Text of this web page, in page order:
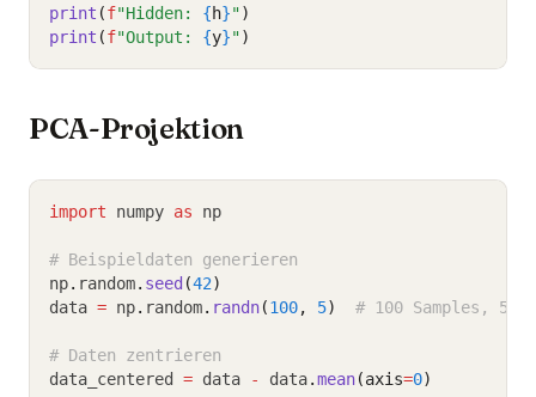
print (f"Hidden: {h}")
print (f"Output: {y}")
PCA-Projektion
import numpy as np
# Beispieldaten generieren
np. random. seed (42)
data = np. random. randn(100, 5) # 100 Samples, 5
# Daten zentrieren
data_centered = data - data.mean(axis=0)